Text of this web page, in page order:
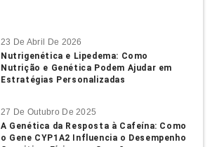
23 De Abril De 2026
Nutrigenética e Lipedema: Como
Nutrição e Genética Podem Ajudar em
Estratégias Personalizadas
27 De Outubro De 2025
A Genética da Resposta à Cafeína: Como
o Gene CYP1A2 Influencia o Desempenho